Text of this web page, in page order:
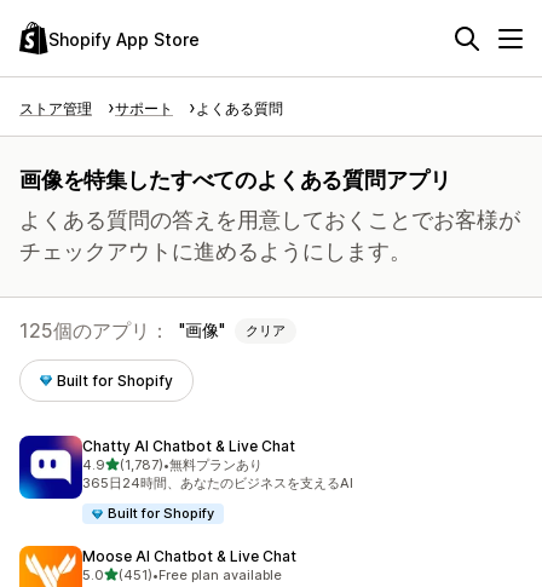
Shopify App Store
ストア管理 サポート よくある質問
画像を特集したすべてのよくある質問アプリ
よくある質問の答えを用意しておくことでお客様が
チェックアウトに進めるようにします。
125個のアプリ： 画像 クリア
Built for Shopify
Chatty AI Chatbot & Live Chat
4.95つ星中
(1,787)
合計レビュー数：1787件
•無料プランあり
365日24時間、あなたのビジネスを支えるAI
Built for Shopify
Moose AI Chatbot & Live Chat
5.05つ星中
(451)
合計レビュー数：451件
•Free plan available